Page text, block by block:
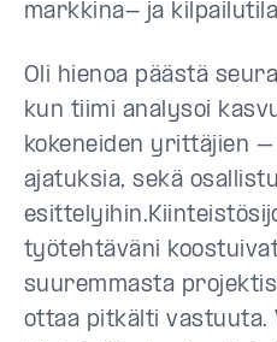
markkina- ja
Oli hienoa päästä
kun tiimi analysoi
kokeneiden yrittäjien
ajatuksia, sekä
työtehtäväni
suuremmasta
ottaa pitkälti vastuuta.